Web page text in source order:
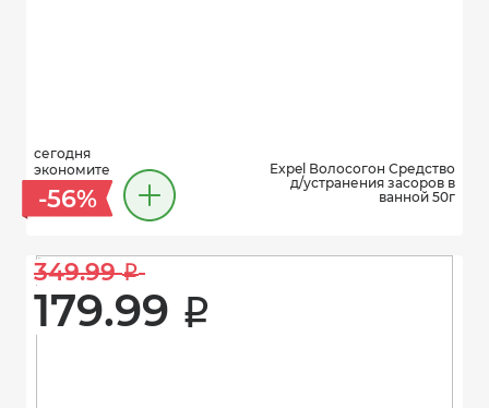
сегодня
экономите
-56%
Expel Волосогон Средство
д/устранения засоров в
ванной 50г
349.99 i
179.99 i